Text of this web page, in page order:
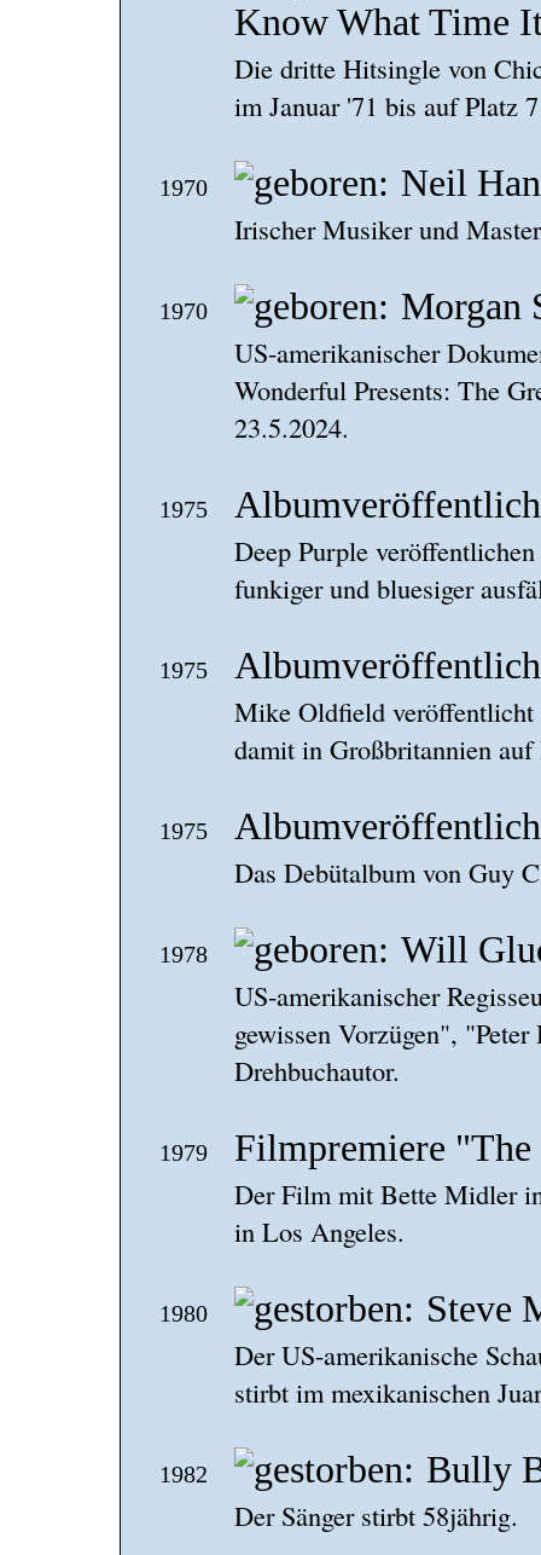
Know What Time
Die dritte Hitsingle von
im Januar '71 bis auf Platz
1970 Neil
Irischer Musiker und
1970 Morgan
US-amerikanischer
Wonderful Presents: The
23.5.2024.
1975
Deep Purple
funkiger und bluesiger
1975
Mike Oldfield veröffentlicht
damit in Großbritannien
1975
Das Debütalbum von Guy
1978 Will
US-amerikanischer
gewissen Vorzügen",
Drehbuchautor.
1979 Filmpremiere "The
Der Film mit Bette Midler
in Los Angeles.
1980 Steve
Der US-amerikanische
stirbt im mexikanischen
1982 Bully
Der Sänger stirbt 58jährig.